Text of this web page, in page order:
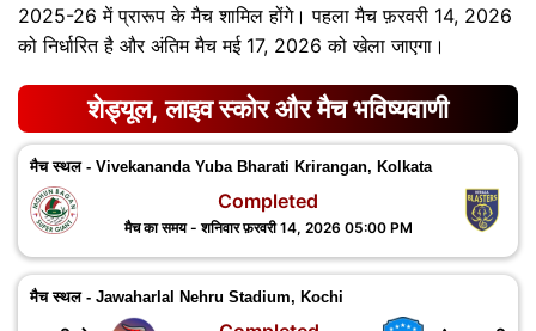
2025-26 में प्रारूप के मैच शामिल होंगे। पहला मैच फ़रवरी 14, 2026
को निर्धारित है और अंतिम मैच मई 17, 2026 को खेला जाएगा।
शेड्यूल, लाइव स्कोर और मैच भविष्यवाणी
मैच स्थल - Vivekananda Yuba Bharati Krirangan, Kolkata
Completed
मैच का समय - शनिवार फ़रवरी 14, 2026 05:00 PM
मैच स्थल - Jawaharlal Nehru Stadium, Kochi